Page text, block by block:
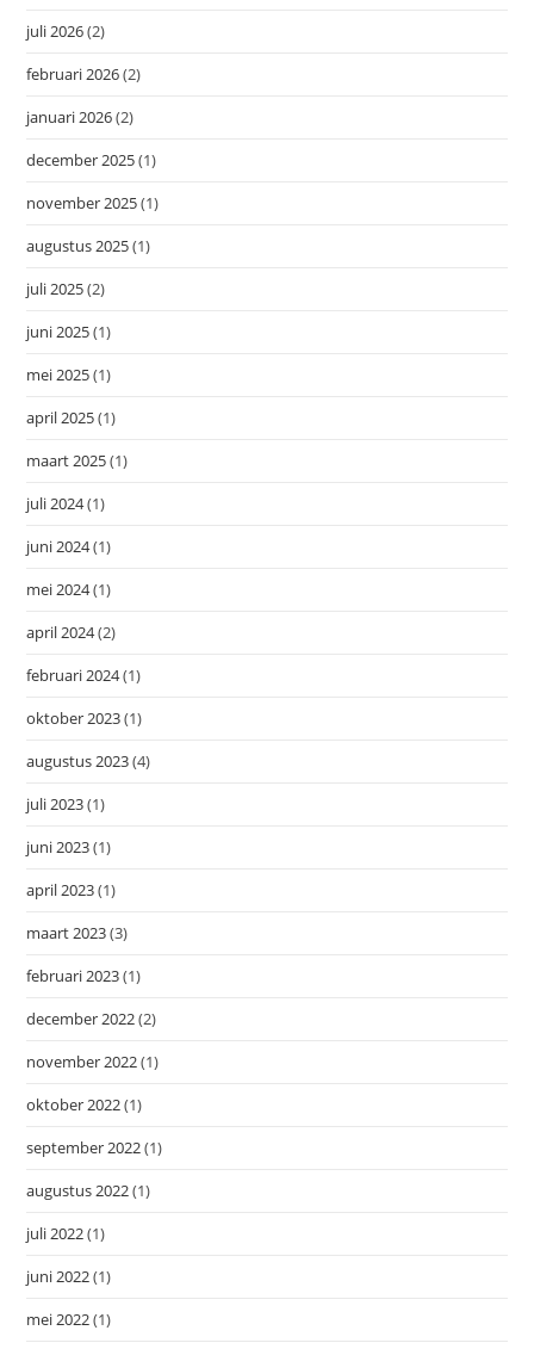
juli 2026(2)
februari 2026(2)
januari 2026(2)
december 2025(1)
november 2025(1)
augustus 2025(1)
juli 2025(2)
juni 2025(1)
mei 2025(1)
april 2025(1)
maart 2025(1)
juli 2024(1)
juni 2024(1)
mei 2024(1)
april 2024(2)
februari 2024(1)
oktober 2023(1)
augustus 2023(4)
juli 2023(1)
juni 2023(1)
april 2023(1)
maart 2023(3)
februari 2023(1)
december 2022(2)
november 2022(1)
oktober 2022(1)
september 2022(1)
augustus 2022(1)
juli 2022(1)
juni 2022(1)
mei 2022(1)